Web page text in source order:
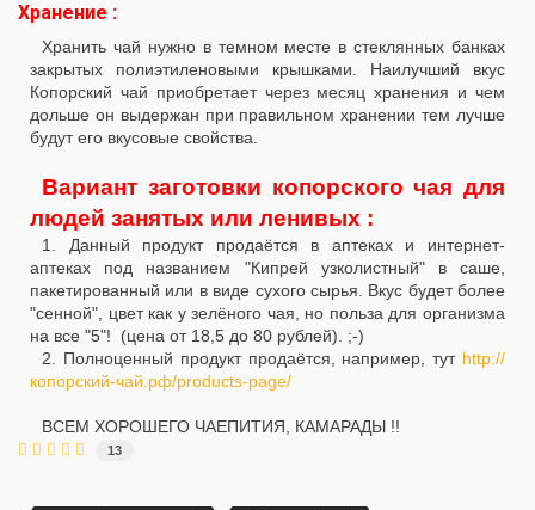
Хранение :
Хранить чай нужно в темном месте в стеклянных банках
закрытых полиэтиленовыми крышками. Наилучший вкус
Копорский чай приобретает через месяц хранения и чем
дольше он выдержан при правильном хранении тем лучше
будут его вкусовые свойства.
Вариант заготовки копорского чая для
людей занятых или ленивых :
1. Данный продукт продаётся в аптеках и интернет-
аптеках под названием "Кипрей узколистный" в саше,
пакетированный или в виде сухого сырья. Вкус будет более
"сенной", цвет как у зелёного чая, но польза для организма
на все "5"! (цена от 18,5 до 80 рублей). ;-)
2. Полноценный продукт продаётся, например, тут http://
копорский-чай.рф/products-page/
ВСЕМ ХОРОШЕГО ЧАЕПИТИЯ, КАМАРАДЫ !!
13